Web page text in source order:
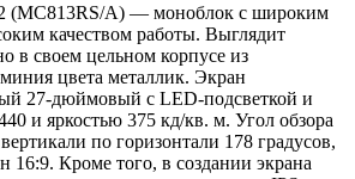
(MC813RS/A) — моноблок с широким
качеством работы. Выглядит
в своем цельном корпусе из
цвета металлик. Экран
27-дюймовый с LED-подсветкой и
и яркостью 375 кд/кв. м. Угол обзора
по горизонтали 178 градусов,
16:9. Кроме того, в создании экрана